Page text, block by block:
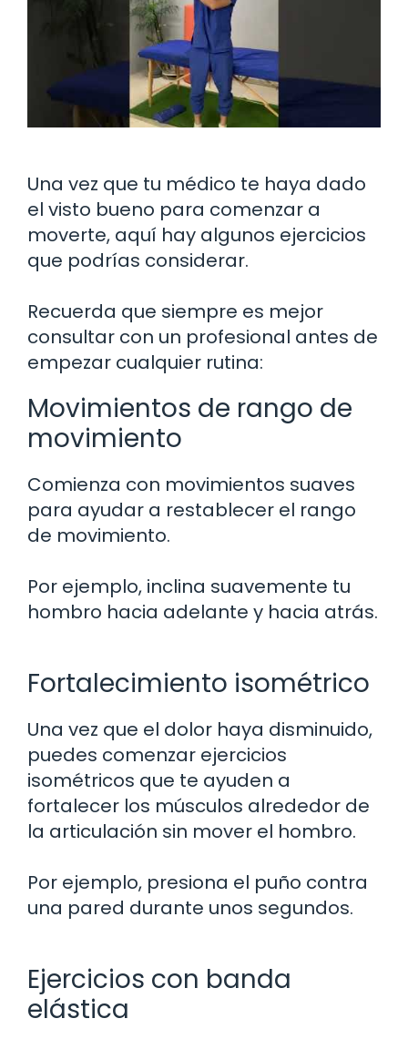
Una vez que tu médico te haya dado
el visto bueno para comenzar a
moverte, aquí hay algunos ejercicios
que podrías considerar.
Recuerda que siempre es mejor
consultar con un profesional antes de
empezar cualquier rutina:
Movimientos de rango de
movimiento
Comienza con movimientos suaves
para ayudar a restablecer el rango
de movimiento.
Por ejemplo, inclina suavemente tu
hombro hacia adelante y hacia atrás.
Fortalecimiento isométrico
Una vez que el dolor haya disminuido,
puedes comenzar ejercicios
isométricos que te ayuden a
fortalecer los músculos alrededor de
la articulación sin mover el hombro.
Por ejemplo, presiona el puño contra
una pared durante unos segundos.
Ejercicios con banda
elástica